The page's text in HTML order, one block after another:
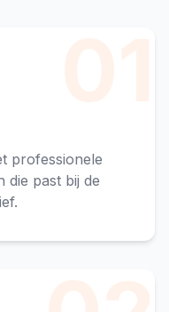
professionele
die past bij de